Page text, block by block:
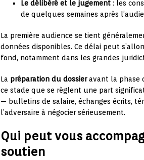
Le délibéré et le jugement : les
de quelques semaines après
La première audience se tient
données disponibles. Ce délai peut
fond, notamment dans les grandes
La préparation du dossieravant la phase
ce stade que se règlent une part
— bulletins de salaire, échanges écrits,
l’adversaire à négocier sérieusement.
Qui peut vous
soutien